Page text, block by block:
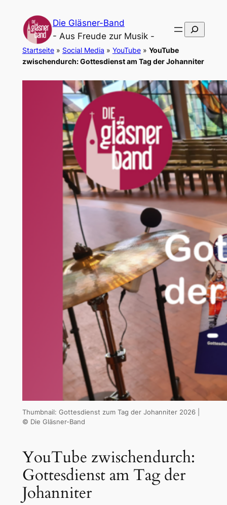
Inhalt
springen
Die Gläsner-Band
- Aus Freude zur Musik -
Suchen
Startseite» Social Media » YouTube» YouTube
zwischen­durch: Gottes­dienst am Tag der Johan­ni­ter
Thumbnail: Gottesdienst zum Tag der Johanniter 2026 |
© Die Gläsner-Band
YouTube zwischen­durch:
Gottes­dienst am Tag der
Johan­ni­ter